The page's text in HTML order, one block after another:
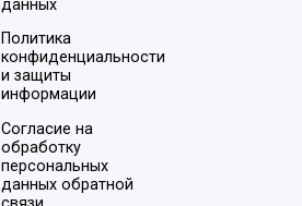
данных
Политика
конфиденциальности
и защиты
информации
Согласие на
обработку
персональных
данных обратной